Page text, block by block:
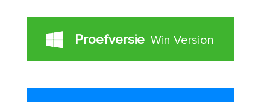
Proefversie Win Version